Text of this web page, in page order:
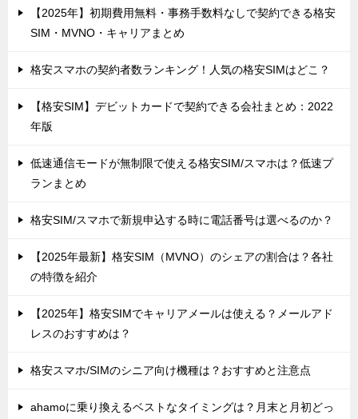
【2025年】初期費用無料・事務手数料なしで契約できる格安
SIM・MVNO・キャリアまとめ
格安スマホの契約者数ランキング！人気の格安SIMはどこ？
【格安SIM】デビットカードで契約できる会社まとめ：2022
年版
低速通信モードが無制限で使える格安SIM/スマホは？低速プ
ランまとめ
格安SIM/スマホで新規申込する時に電話番号は選べるのか？
【2025年最新】格安SIM（MVNO）のシェアの割合は？各社
の特徴を紹介
【2025年】格安SIMでキャリアメールは使える？メールアド
レスのおすすめは？
格安スマホ/SIMのシニア向け機種は？おすすめと注意点
ahamoに乗り換えるベストなタイミングは？月末と月初どっ